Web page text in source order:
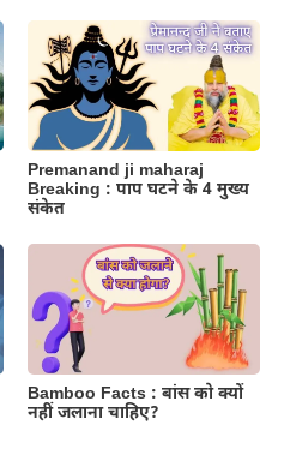
Premanand ji maharaj
Breaking : पाप घटने के 4 मुख्य
संकेत
Bamboo Facts : बांस को क्यों
नहीं जलाना चाहिए?